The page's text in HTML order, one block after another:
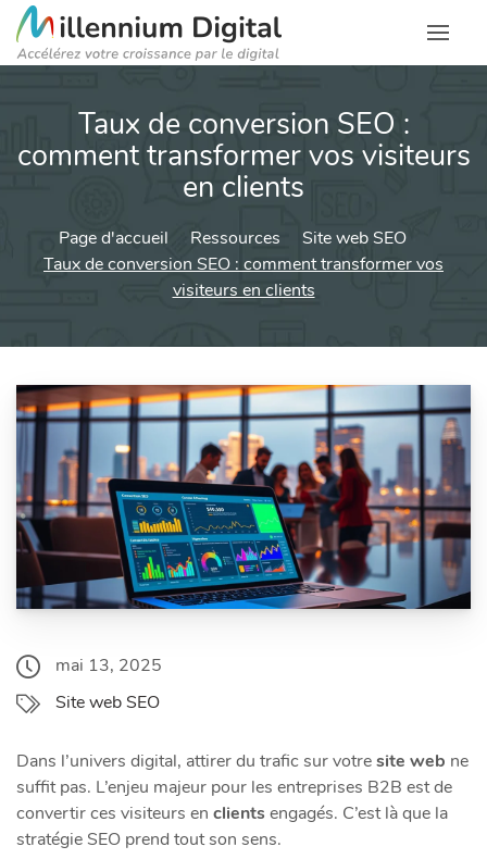
Taux de conversion SEO :
comment transformer vos visiteurs
en clients
Page d'accueil Ressources
Site web SEO
Taux de conversion SEO : comment transformer vos
visiteurs en clients
mai 13, 2025
Site web SEO
Dans l’univers digital, attirer du trafic sur votresite web ne
suffit pas. L’enjeu majeur pour les entreprises B2B est de
convertir ces visiteurs en clientsengagés. C’est là que la
stratégie SEO prend tout son sens.